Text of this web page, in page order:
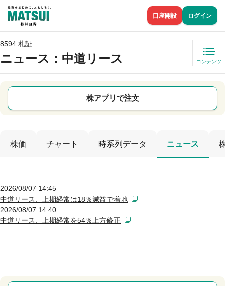
口座開設 ログイン
8594 札証
ニュース ：中道リース コンテンツ
株アプリで注文
株価 チャート 時系列データ ニュース
2026/08/07 14:45
中道リース、上期経常は18％減益で着地
2026/08/07 14:40
中道リース、上期経常を54％上方修正